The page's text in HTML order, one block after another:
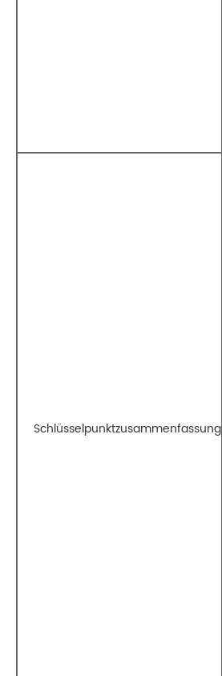
Schlüsselpunktzusammenfassung